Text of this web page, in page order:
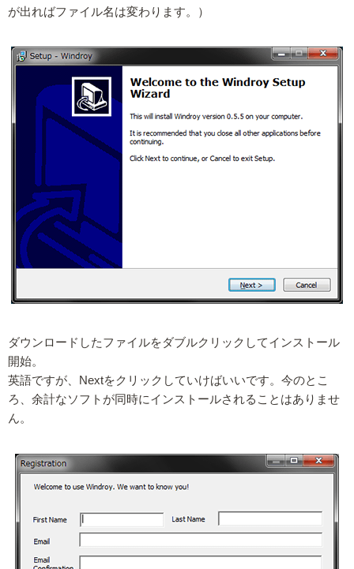
が出ればファイル名は変わります。）
ダウンロードしたファイルをダブルクリックしてインストール
開始。
英語ですが、Nextをクリックしていけばいいです。今のとこ
ろ、余計なソフトが同時にインストールされることはありませ
ん。